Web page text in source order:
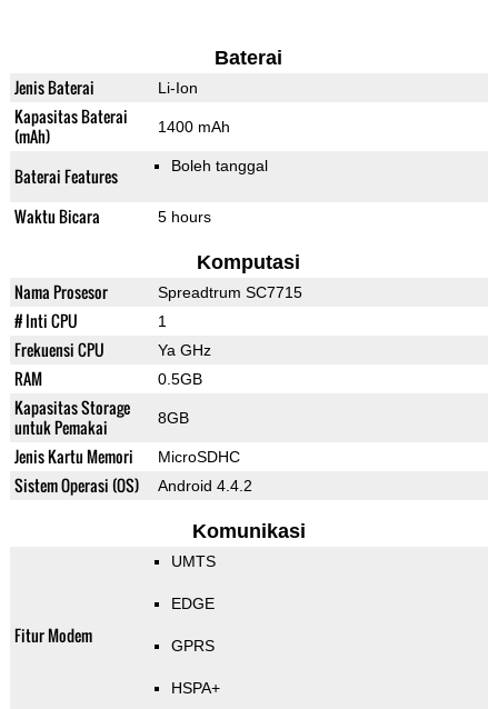
Baterai
Jenis Baterai Li-Ion
Kapasitas Baterai
(mAh)
1400 mAh
Baterai Features Boleh tanggal
Waktu Bicara 5 hours
Komputasi
Nama Prosesor Spreadtrum SC7715
# Inti CPU 1
Frekuensi CPU Ya GHz
RAM 0.5GB
Kapasitas Storage
untuk Pemakai
8GB
Jenis Kartu Memori MicroSDHC
Sistem Operasi (OS) Android 4.4.2
Komunikasi
Fitur Modem
UMTS
EDGE
GPRS
HSPA+